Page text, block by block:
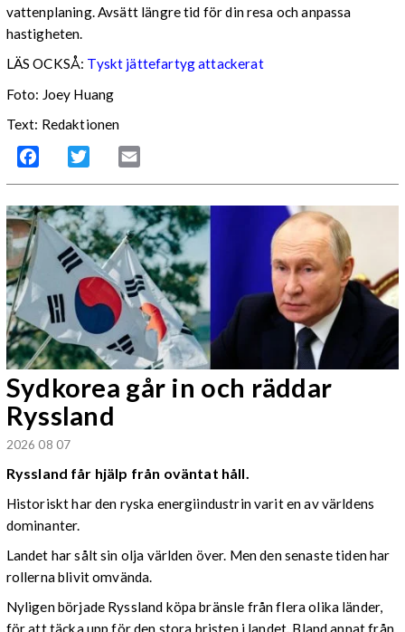
vattenplaning. Avsätt längre tid för din resa och anpassa
hastigheten.
LÄS OCKSÅ: Tyskt jättefartyg attackerat
Foto: Joey Huang
Text: Redaktionen
Facebook Twitter
Sydkorea går in och räddar
Ryssland
2026 08 07
Ryssland får hjälp från oväntat håll.
Historiskt har den ryska energiindustrin varit en av världens
dominanter.
Landet har sålt sin olja världen över. Men den senaste tiden har
rollerna blivit omvända.
Nyligen började Ryssland köpa bränsle från flera olika länder,